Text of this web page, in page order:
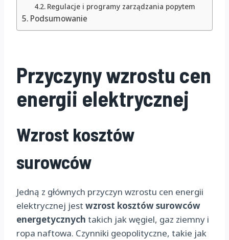
Regulacje i programy zarządzania popytem
Podsumowanie
Przyczyny wzrostu cen
energii elektrycznej
Wzrost kosztów
surowców
Jedną z głównych przyczyn wzrostu cen energii
elektrycznej jest wzrost kosztów surowców
energetycznych takich jak węgiel, gaz ziemny i
ropa naftowa. Czynniki geopolityczne, takie jak